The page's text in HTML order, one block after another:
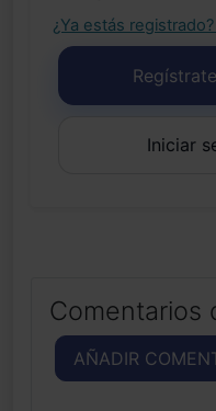
¿Ya estás registrado?
Iniciar
Comentarios
AÑADIR